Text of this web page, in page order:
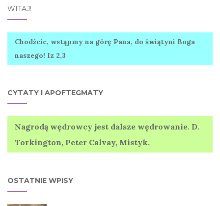
WITAJ!
Chodźcie, wstąpmy na górę Pana, do świątyni Boga
naszego! Iz 2,3
CYTATY I APOFTEGMATY
Nagrodą wędrowcy jest dalsze wędrowanie. D.
Torkington, Peter Calvay, Mistyk.
OSTATNIE WPISY